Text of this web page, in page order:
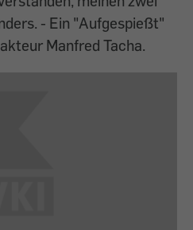
- Ein "Aufgespießt"
Manfred Tacha.